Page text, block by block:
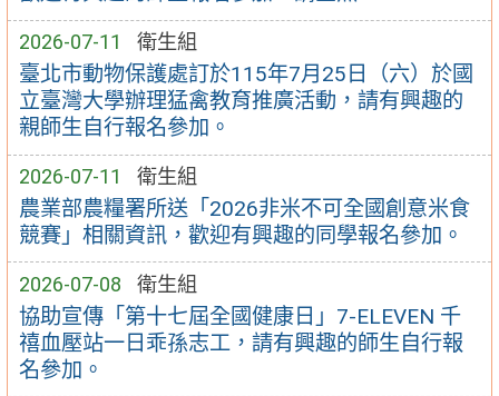
2026-07-11 衛生組
臺北市動物保護處訂於115年7月25日（六）於國
立臺灣大學辦理猛禽教育推廣活動，請有興趣的
親師生自行報名參加。
2026-07-11 衛生組
農業部農糧署所送「2026非米不可全國創意米食
競賽」相關資訊，歡迎有興趣的同學報名參加。
2026-07-08 衛生組
協助宣傳「第十七屆全國健康日」7-ELEVEN 千
禧血壓站一日乖孫志工，請有興趣的師生自行報
名參加。